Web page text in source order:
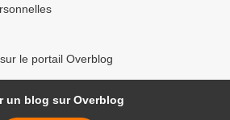
le portail Overblog
un blog sur Overblog